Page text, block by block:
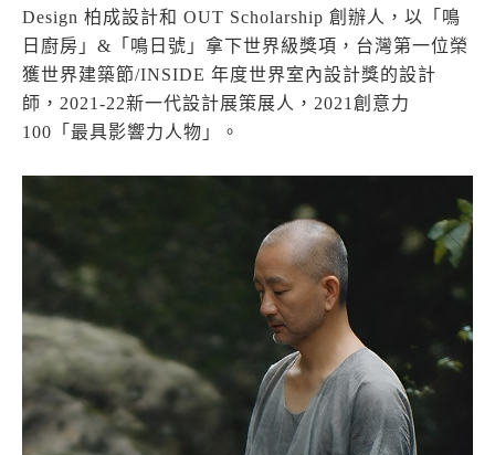
Design 柏成設計和 OUT Scholarship 創辦人，以「鳴
日廚房」&「鳴日號」拿下世界級獎項，台灣第一位榮
獲世界建築節/INSIDE 年度世界室內設計獎的設計
師，2021-22新一代設計展策展人，2021創意力
100「最具影響力人物」。